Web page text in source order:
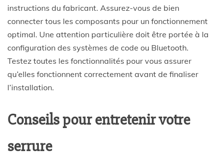
instructions du fabricant. Assurez-vous de bien
connecter tous les composants pour un fonctionnement
optimal. Une attention particulière doit être portée à la
configuration des systèmes de code ou Bluetooth.
Testez toutes les fonctionnalités pour vous assurer
qu’elles fonctionnent correctement avant de finaliser
l’installation.
Conseils pour entretenir votre
serrure